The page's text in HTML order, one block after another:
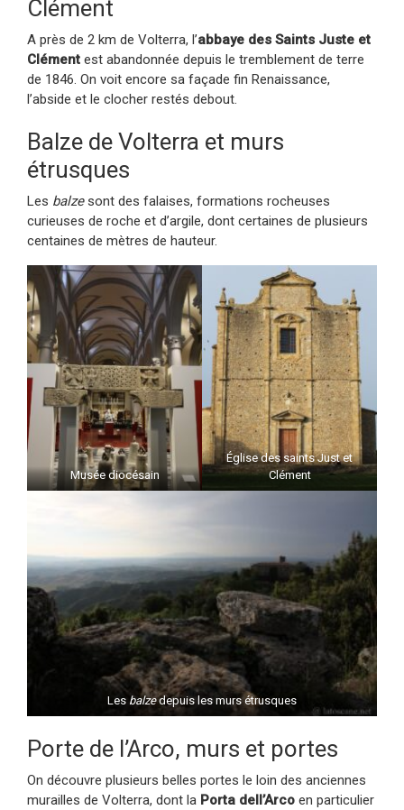
Clément
A près de 2 km de Volterra, l’abbaye des Saints Juste et
Clément est abandonnée depuis le tremblement de terre
de 1846. On voit encore sa façade fin Renaissance,
l’abside et le clocher restés debout.
Balze de Volterra et murs
étrusques
Les balzesont des falaises, formations rocheuses
curieuses de roche et d’argile, dont certaines de plusieurs
centaines de mètres de hauteur.
Musée diocésain
Église des saints Just et
Clément
Les balzedepuis les murs étrusques
Porte de l’Arco, murs et portes
On découvre plusieurs belles portes le loin des anciennes
murailles de Volterra, dont la Porta dell’Arco en particulier